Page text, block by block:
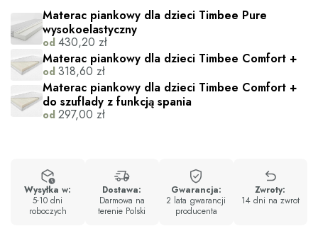
Materac piankowy dla dzieci Timbee Pure
wysokoelastyczny
od 430,20 zł
Materac piankowy dla dzieci Timbee Comfort +
od 318,60 zł
Materac piankowy dla dzieci Timbee Comfort +
do szuflady z funkcją spania
od 297,00 zł
Wysyłka w:
5-10 dni
roboczych
Dostawa:
Darmowa na
terenie Polski
Gwarancja:
2 lata gwarancji
producenta
Zwroty:
14 dni na zwrot